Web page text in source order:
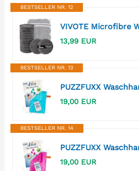
BESTSELLER NR. 12
13,99 EUR
BESTSELLER NR. 13
19,00 EUR
BESTSELLER NR. 14
19,00 EUR